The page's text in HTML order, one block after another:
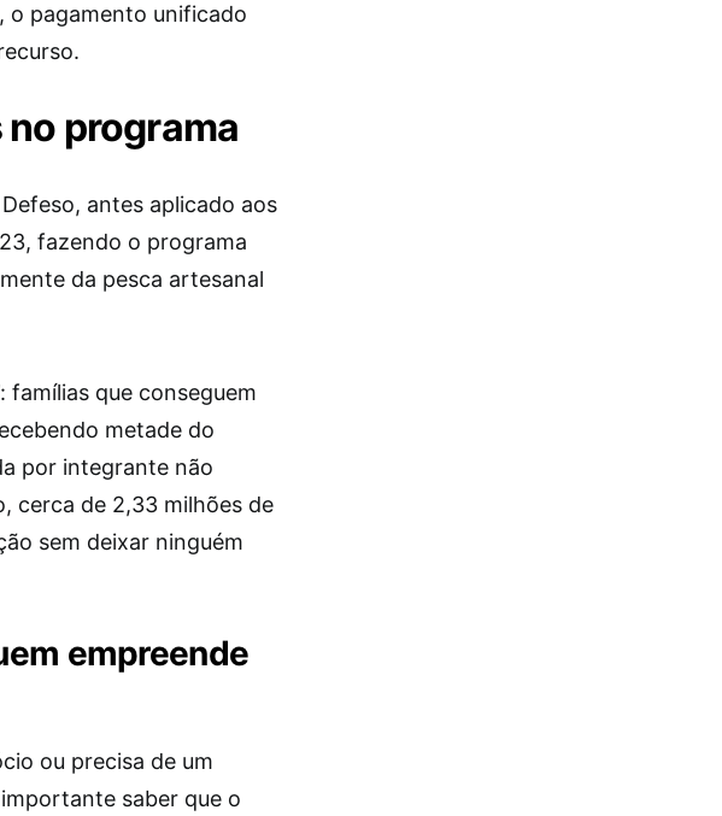
o pagamento unificado
programa
antes aplicado aos
fazendo o programa
da pesca artesanal
famílias que conseguem
metade do
por integrante não
cerca de 2,33 milhões de
sem deixar ninguém
empreende
ou precisa de um
saber que o